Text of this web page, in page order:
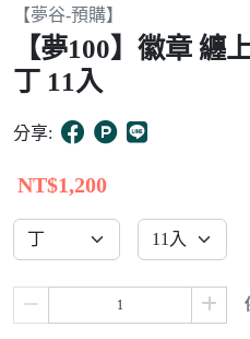
Item
of
10
【夢谷-預購】
【夢100】徽章 纏
丁 11入
分享:
NT$1,200